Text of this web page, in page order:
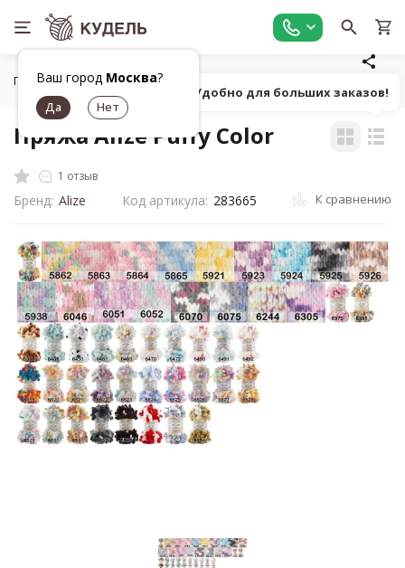
Ваш город Москва?
Главная Все для вязания
Пряжа Alize Puffy Color
1 отзыв
Бренд: Alize Код артикула: 283665 К сравнению
Попробуй! Удобно для больших заказов!